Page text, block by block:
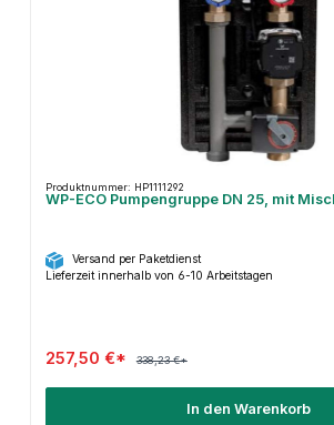
Produktnummer: HP1111292
WP-ECO Pumpengruppe DN 25, mit
Versand per Paketdienst
Lieferzeit innerhalb von 6-10 Arbeitstagen
257,50 €* 338,23 €*
In den Warenkorb